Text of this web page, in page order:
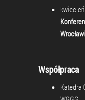
Współpraca
Katedra